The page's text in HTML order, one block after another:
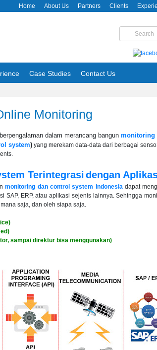
Home About Us Partners Clients
Case Studies Contact Us
Monitoring
dalam merancang bangun monitoring
system) yang merekam data-data dari berbagai
Terintegrasidengan
monitoring dan control system indonesiadapat
SAP, ERP, atau aplikasi sejenis lainnya. Sehingga
saja, dan oleh siapa saja.
sampai direktur bisa menggunakan)